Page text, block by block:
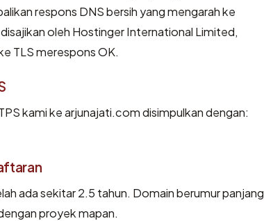
respons DNS bersih yang mengarah ke
oleh Hostinger International Limited,
TLS merespons OK.
kami ke arjunajati.com disimpulkan dengan:
ada sekitar 2.5 tahun. Domain berumur panjang
proyek mapan.